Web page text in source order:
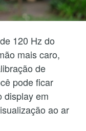
120 Hz do
mais caro,
de
pode ficar
display em
ao ar